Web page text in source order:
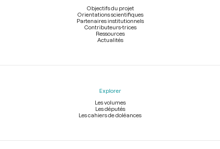
Objectifs du projet
Orientations scientifiques
Partenaires institutionnels
Contributeurs-trices
Ressources
Actualités
Explorer
Les volumes
Les députés
Les cahiers de doléances